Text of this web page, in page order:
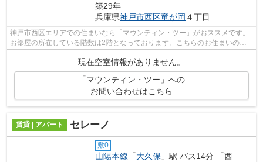
築29年
兵庫県神戸市西区竜が岡 ４丁目
神戸市西区エリアでの住まいなら「マウンティン・ツー」がおススメです。
お部屋の所在している階数は2階となっております。こちらのお住まいの駐
車場は、現在空きがあるので駐車可能で...
現在空室情報がありません。
「マウンティン・ツー」への
お問い合わせはこちら
賃貸 | アパート セレーノ
敷0
山陽本線 「大久保 」駅 バス14分 「西